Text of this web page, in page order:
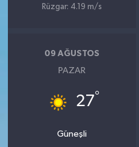
Rüzgar: 4.19 m/s
09 AĞUSTOS
PAZAR
27°
Güneşli